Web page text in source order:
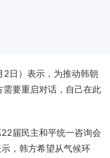
2日）表示，为推动韩朝
要重启对话，自己在此
届民主和平统一咨询会
，韩方希望从气候环